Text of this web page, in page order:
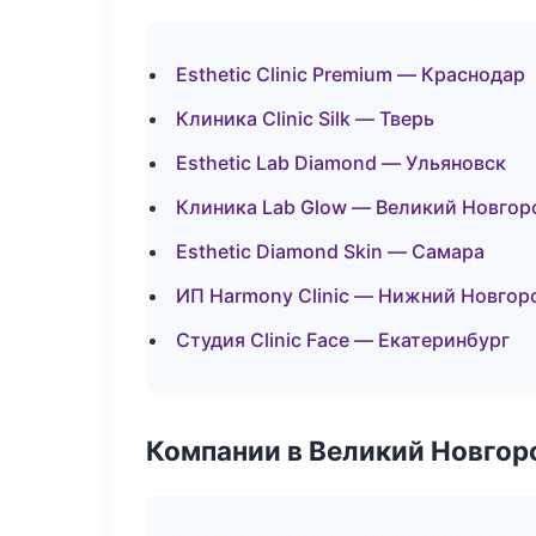
Esthetic Clinic Premium — Краснодар
Клиника Clinic Silk — Тверь
Esthetic Lab Diamond — Ульяновск
Клиника Lab Glow — Великий
Esthetic Diamond Skin — Самара
ИП Harmony Clinic — Нижний
Студия Clinic Face — Екатеринбург
Компании в Великий